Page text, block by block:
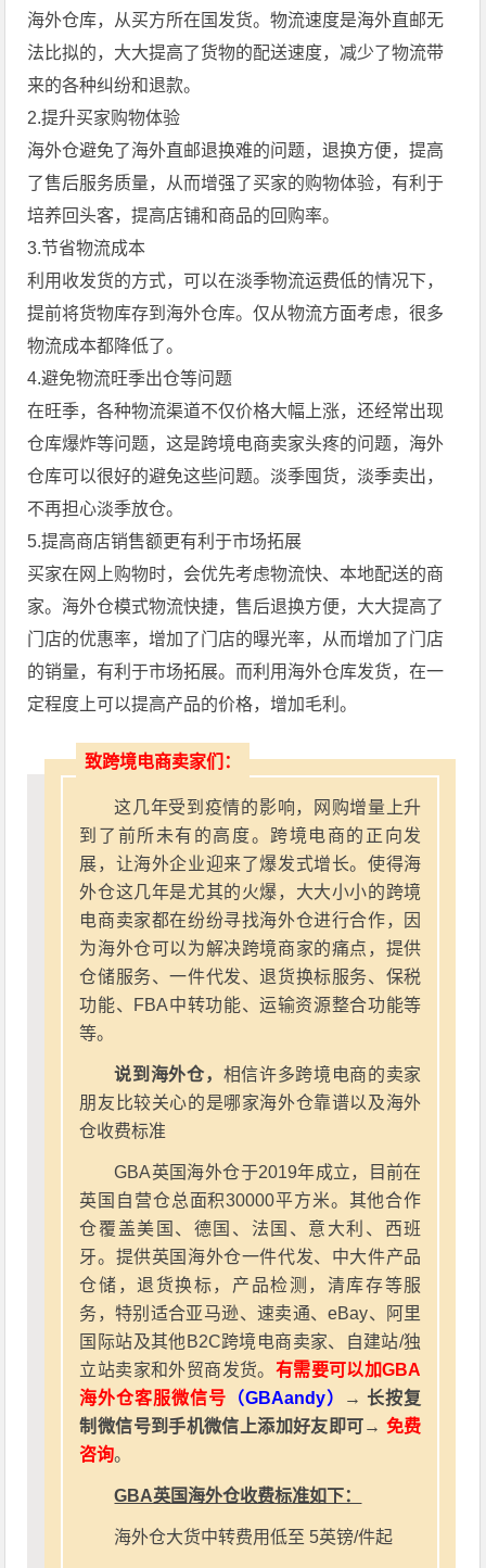
海外仓库，从买方所在国发货。物流速度是海外直邮无
法比拟的，大大提高了货物的配送速度，减少了物流带
来的各种纠纷和退款。
2.提升买家购物体验
海外仓避免了海外直邮退换难的问题，退换方便，提高
了售后服务质量，从而增强了买家的购物体验，有利于
培养回头客，提高店铺和商品的回购率。
3.节省物流成本
利用收发货的方式，可以在淡季物流运费低的情况下，
提前将货物库存到海外仓库。仅从物流方面考虑，很多
物流成本都降低了。
4.避免物流旺季出仓等问题
在旺季，各种物流渠道不仅价格大幅上涨，还经常出现
仓库爆炸等问题，这是跨境电商卖家头疼的问题，海外
仓库可以很好的避免这些问题。淡季囤货，淡季卖出，
不再担心淡季放仓。
5.提高商店销售额更有利于市场拓展
买家在网上购物时，会优先考虑物流快、本地配送的商
家。海外仓模式物流快捷，售后退换方便，大大提高了
门店的优惠率，增加了门店的曝光率，从而增加了门店
的销量，有利于市场拓展。而利用海外仓库发货，在一
定程度上可以提高产品的价格，增加毛利。
致跨境电商卖家们：
这几年受到疫情的影响，网购增量上升
到了前所未有的高度。跨境电商的正向发
展，让海外企业迎来了爆发式增长。使得海
外仓这几年是尤其的火爆，大大小小的跨境
电商卖家都在纷纷寻找海外仓进行合作，因
为海外仓可以为解决跨境商家的痛点，提供
仓储服务、一件代发、退货换标服务、保税
功能、FBA中转功能、运输资源整合功能等
等。
说到海外仓， 相信许多跨境电商的卖家
朋友比较关心的是哪家海外仓靠谱以及海外
仓收费标准
GBA英国海外仓于2019年成立，目前在
英国自营仓总面积30000平方米。其他合作
仓覆盖美国、德国、法国、意大利、西班
牙。提供英国海外仓一件代发、中大件产品
仓储，退货换标，产品检测，清库存等服
务，特别适合亚马逊、速卖通、eBay、阿里
国际站及其他B2C跨境电商卖家、自建站/独
立站卖家和外贸商发货。 有需要可以加GBA
海外仓客服微信号 （GBAandy）
→ 长按复
制微信号到手机微信上添加好友即可→ 免费
咨询。
GBA英国海外仓收费标准如下：
海外仓大货中转费用低至 5英镑/件起